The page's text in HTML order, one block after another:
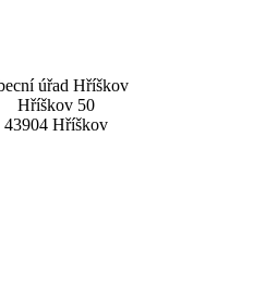
úřad Hříškov
Hříškov 50
43904 Hříškov